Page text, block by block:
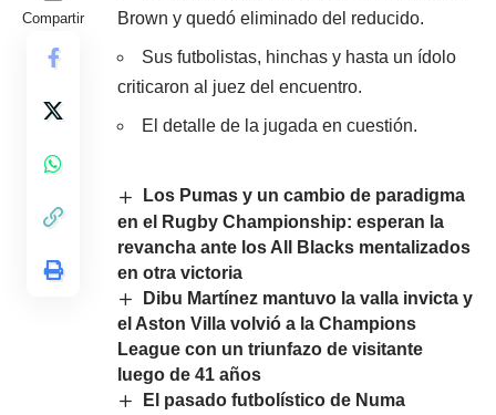
Compartir
Brown y quedó eliminado del reducido.
Sus futbolistas, hinchas y hasta un ídolo
criticaron al juez del encuentro.
El detalle de la jugada en cuestión.
Los Pumas y un cambio de paradigma
en el Rugby Championship: esperan la
revancha ante los All Blacks mentalizados
en otra victoria
Dibu Martínez mantuvo la valla invicta y
el Aston Villa volvió a la Champions
League con un triunfazo de visitante
luego de 41 años
El pasado futbolístico de Numa